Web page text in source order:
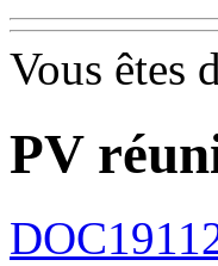
Vous êtes
PV